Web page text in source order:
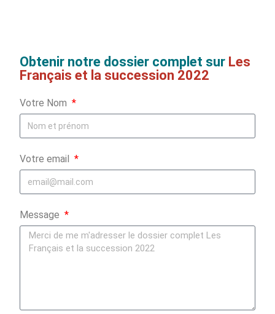
Obtenir notre dossier complet sur Les
Français et la succession 2022
Votre Nom
Votre email
Message